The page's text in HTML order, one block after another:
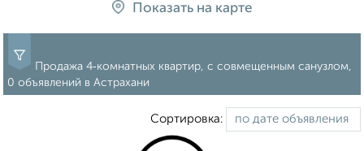
Показать на карте
Продажа 4‑комнатных квартир, с совмещенным санузлом,
0 объявлений в Астрахани
Сортировка: